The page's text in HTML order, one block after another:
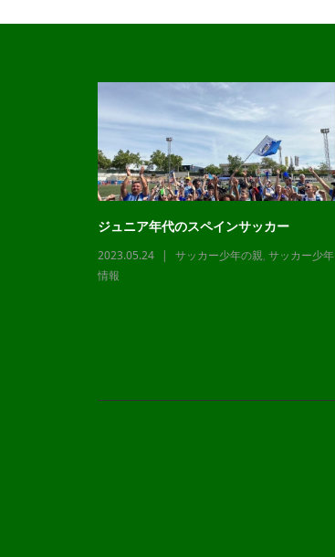
ジュニア年代のスペインサッカー
2023.05.24 サッカー少年の親, サッカー少年
情報